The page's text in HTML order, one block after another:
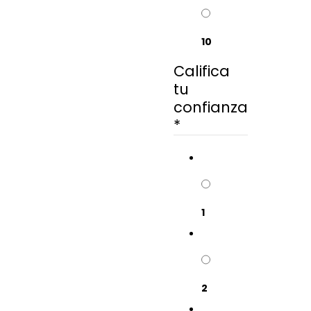
10
Califica
tu
confianza
*
1
2